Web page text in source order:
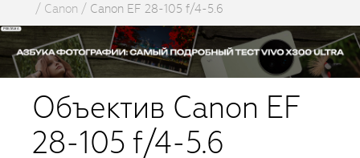
Canon
Canon EF 28-105 f/4-5.6
Объектив Canon EF
28-105 f/4-5.6